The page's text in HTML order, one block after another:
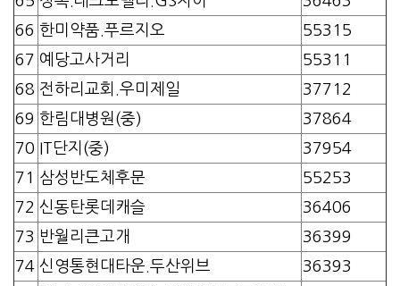
66 한미약품.푸르지오
55315
67 예당고사거리
55311
68 전하리교회.우미제일
37712
69 한림대병원(중)
37864
70 IT단지(중)
37954
71
삼성반도체후문
55253
72 신동탄롯데캐슬
36406
73 반월리큰고개
36399
74 신영통현대타운.두산위브 36393